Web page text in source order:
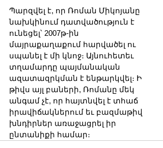
Պարզվել է, որ Ռոման Միկոյանը
նախկինում դատվածություն է
ունեցել՝ 2007թ-ին
մայրաքաղաքում հարվածել ու
սպանել է մի կնոջ։ Այնուհետեւ
տղամարդը պայմանական
ազատազրկման է ենթարկվել։ Ի
թիվս այլ բաների, Ռոմանը մեկ
անգամ չէ, որ հայտնվել է տհաճ
իրավիճակներում եւ բազմաթիվ
խնդիրներ առաջացրել իր
ընտանիքի համար։